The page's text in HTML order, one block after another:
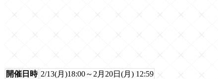
開催日時 2/13(月)18:00～2月20日(月) 12:59